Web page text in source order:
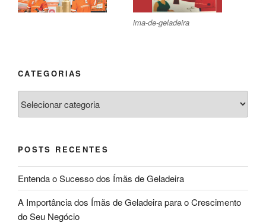
ima-de-geladeira
CATEGORIAS
POSTS RECENTES
Entenda o Sucesso dos Ímãs de Geladeira
A Importância dos Ímãs de Geladeira para o Crescimento
do Seu Negócio